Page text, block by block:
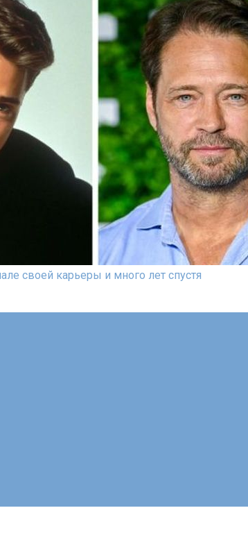
своей карьеры и много лет спустя